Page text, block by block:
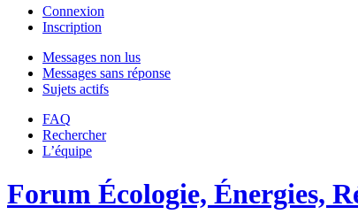
Connexion
Inscription
Messages non lus
Messages sans réponse
Sujets actifs
FAQ
Rechercher
L’équipe
Forum Écologie, Énergies,